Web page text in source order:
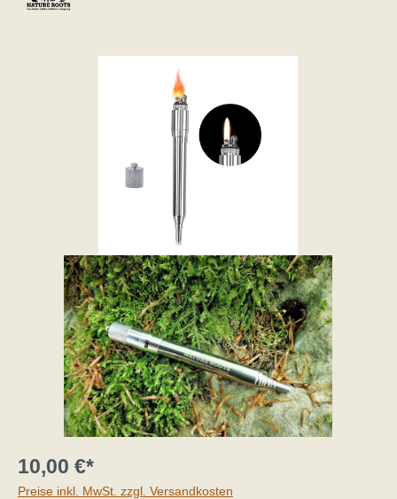
10,00 €*
Preise inkl. MwSt. zzgl. Versandkosten